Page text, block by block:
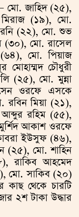
মো. জাহিদ (২৫),
(১৯), মো.
(২২), মো. শুভ
মো. রাসেল
মো. পিয়াজ
চৌধুরী
(২৫), মো. মুন্না
ওরফে এসকে
মিয়া (২১),
রহিম (৫৫),
আকাশ ওরফে
ইউসুফ (৪৬),
মো. শাহিন
রাকিব আহমেদ
মো. সাকিব (২০)
থেকে চারটি
২শ টাকা উদ্ধার